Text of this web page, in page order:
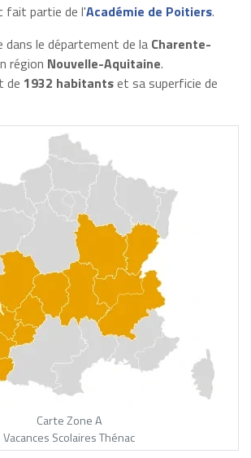
fait partie de l'Académie de Poitiers.
dans le département de la Charente-
région Nouvelle-Aquitaine.
de 1932 habitantset sa superficie de
Carte Zone A
Vacances Scolaires Thénac